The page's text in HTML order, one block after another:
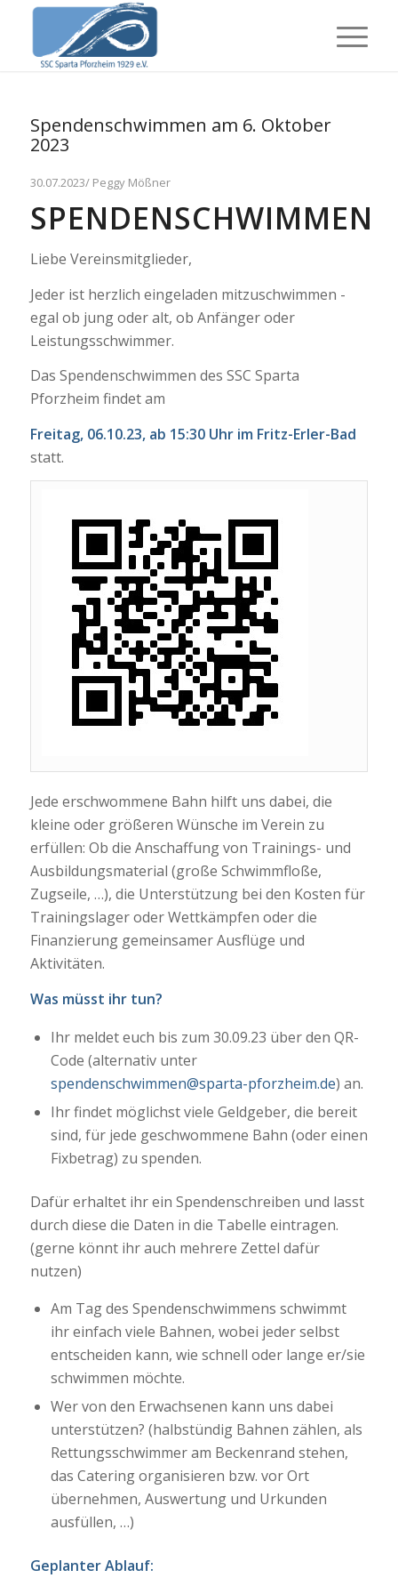
Spendenschwimmen am 6. Oktober
2023
30.07.2023/ Peggy Mößner
SPENDENSCHWIMMEN
Liebe Vereinsmitglieder,
Jeder ist herzlich eingeladen mitzuschwimmen -
egal ob jung oder alt, ob Anfänger oder
Leistungsschwimmer.
Das Spendenschwimmen des SSC Sparta
Pforzheim findet am
Freitag, 06.10.23, ab 15:30 Uhr im Fritz-Erler-Bad
statt.
Jede erschwommene Bahn hilft uns dabei, die
kleine oder größeren Wünsche im Verein zu
erfüllen: Ob die Anschaffung von Trainings- und
Ausbildungsmaterial (große Schwimmfloße,
Zugseile, …), die Unterstützung bei den Kosten für
Trainingslager oder Wettkämpfen oder die
Finanzierung gemeinsamer Ausflüge und
Aktivitäten.
Was müsst ihr tun?
Ihr meldet euch bis zum 30.09.23 über den QR-
Code (alternativ unter
spendenschwimmen@sparta-pforzheim.de) an.
Ihr findet möglichst viele Geldgeber, die bereit
sind, für jede geschwommene Bahn (oder einen
Fixbetrag) zu spenden.
Dafür erhaltet ihr ein Spendenschreiben und lasst
durch diese die Daten in die Tabelle eintragen.
(gerne könnt ihr auch mehrere Zettel dafür
nutzen)
Am Tag des Spendenschwimmens schwimmt
ihr einfach viele Bahnen, wobei jeder selbst
entscheiden kann, wie schnell oder lange er/sie
schwimmen möchte.
Wer von den Erwachsenen kann uns dabei
unterstützen? (halbstündig Bahnen zählen, als
Rettungsschwimmer am Beckenrand stehen,
das Catering organisieren bzw. vor Ort
übernehmen, Auswertung und Urkunden
ausfüllen, …)
Geplanter Ablauf: